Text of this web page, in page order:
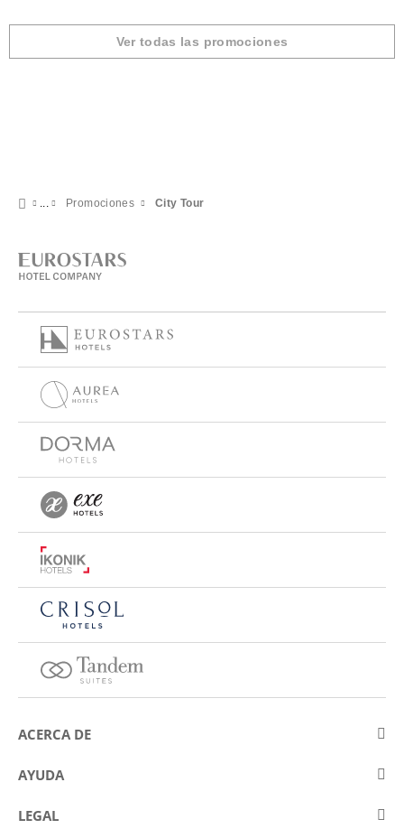
Ver todas las promociones
Promociones City Tour
ACERCA DE
Sobre Eurostars Hotel Company
Concursos
AYUDA
Contactar
LEGAL